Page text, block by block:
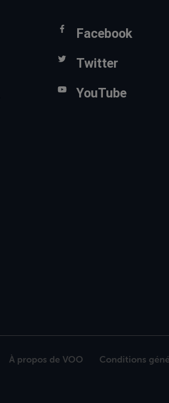
Facebook
Twitter
YouTube
À propos de VOO Conditions